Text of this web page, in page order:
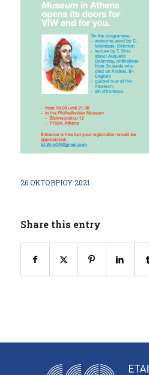
26 ΟΚΤΩΒΡΊΟΥ 2021
Share this entry